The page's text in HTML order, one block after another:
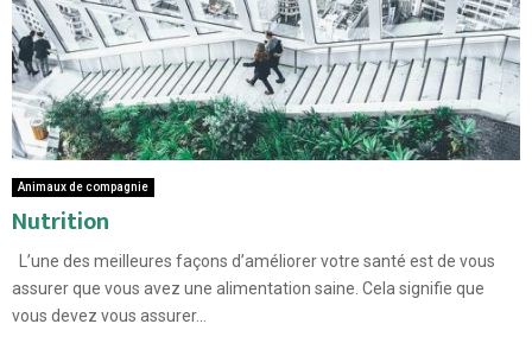
Animaux de compagnie
Nutrition
L’une des meilleures façons d’améliorer votre santé est de vous
assurer que vous avez une alimentation saine. Cela signifie que
vous devez vous assurer...